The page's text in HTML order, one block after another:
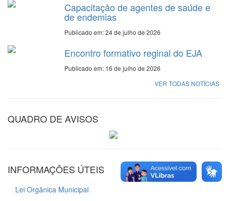
Capacitação de agentes de saúde e
de endemias
Publicado em: 24 de julho de 2026
Encontro formativo reginal do EJA
Publicado em: 16 de julho de 2026
VER TODAS NOTÍCIAS
QUADRO DE AVISOS
INFORMAÇÕES ÚTEIS
Lei Orgânica Municipal